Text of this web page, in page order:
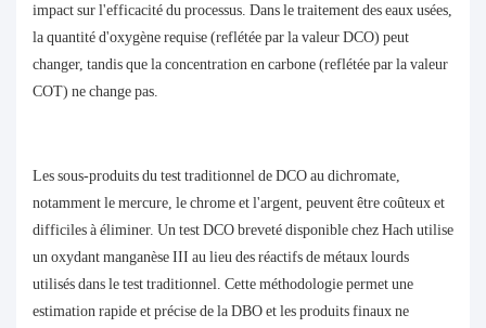
impact sur l'efficacité du processus. Dans le traitement des eaux usées,
la quantité d'oxygène requise (reflétée par la valeur DCO) peut
changer, tandis que la concentration en carbone (reflétée par la valeur
COT) ne change pas.
Les sous-produits du test traditionnel de DCO au dichromate,
notamment le mercure, le chrome et l'argent, peuvent être coûteux et
difficiles à éliminer. Un test DCO breveté disponible chez Hach utilise
un oxydant manganèse III au lieu des réactifs de métaux lourds
utilisés dans le test traditionnel. Cette méthodologie permet une
estimation rapide et précise de la DBO et les produits finaux ne